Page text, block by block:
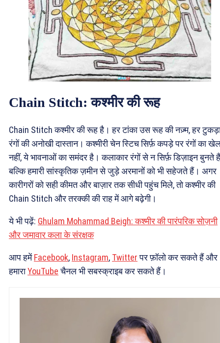
Chain Stitch: कश्मीर की रूह
Chain Stitch कश्मीर की रूह है। हर टांका उस रूह की नज़्म, हर
रंगों की अनोखी दास्तान। कश्मीरी चेन स्टिच सिर्फ़ कपड़े पर रंगों का
नहीं, ये भावनाओं का समंदर है। कलाकार रंगों से न सिर्फ़ डिज़ाइन बुनते
बल्कि हमारी सांस्कृतिक ज़मीन से जुड़े अरमानों को भी सहेजते हैं। अगर
कारीगरों को सही कीमत और बाज़ार तक सीधी पहुंच मिले, तो कश्मीर की
Chain Stitch और तरक्की की राह में आगे बढ़ेगी।
ये भी पढ़ें: Ghulam Mohammad Beigh: कश्मीर की पारंपरिक सोज़नी
और जमावार कला के संरक्षक
आप हमेंFacebook, Instagram, Twitterपर फ़ॉलो कर सकते हैं और
हमाराYouTubeचैनल भी सबस्क्राइब कर सकते हैं।